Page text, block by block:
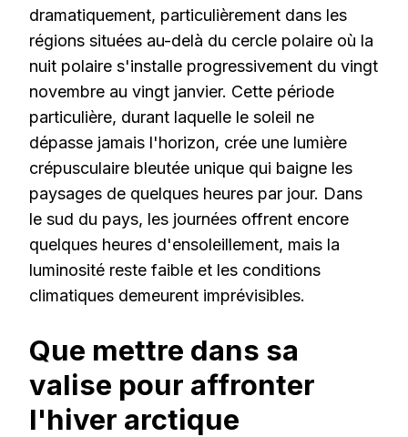
dramatiquement, particulièrement dans les
régions situées au-delà du cercle polaire où la
nuit polaire s'installe progressivement du vingt
novembre au vingt janvier. Cette période
particulière, durant laquelle le soleil ne
dépasse jamais l'horizon, crée une lumière
crépusculaire bleutée unique qui baigne les
paysages de quelques heures par jour. Dans
le sud du pays, les journées offrent encore
quelques heures d'ensoleillement, mais la
luminosité reste faible et les conditions
climatiques demeurent imprévisibles.
Que mettre dans sa
valise pour affronter
l'hiver arctique